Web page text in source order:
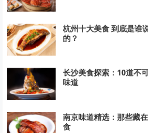
杭州十大美食 到底是谁
的？
长沙美食探索：10道不
味道
南京味道精选：那些藏
食